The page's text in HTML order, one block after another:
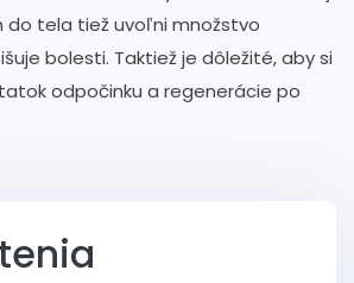
do tela tiež uvoľni množstvo
bolesti. Taktiež je dôležité, aby si
odpočinku a regenerácie po